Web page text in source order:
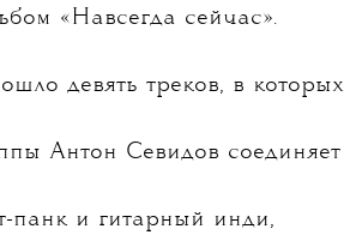
«Навсегда сейчас».
девять треков, в которых
Антон Севидов соединяет
панк и гитарный инди,